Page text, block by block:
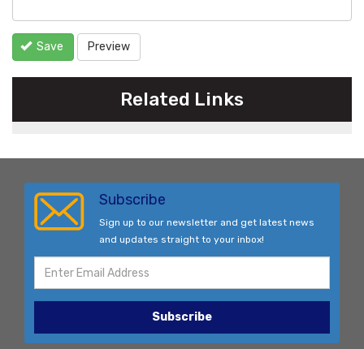
Save Preview
Related Links
Subscribe
Sign up to our newsletter and get latest news
and updates straight to your inbox!
Subscribe